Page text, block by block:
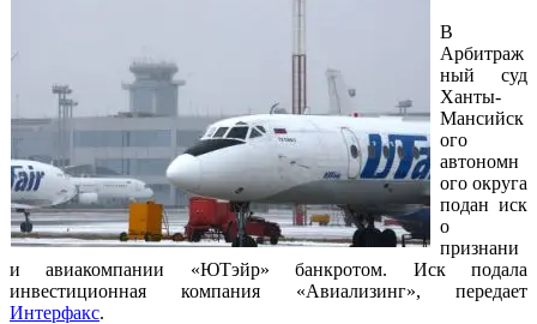
В
Арбитраж
ный суд
Ханты-
Мансийск
ого
автономн
ого округа
подан иск
о
признани
и авиакомпании «ЮТэйр» банкротом. Иск подала
инвестиционная компания «Авиализинг», передает
Интерфакс.